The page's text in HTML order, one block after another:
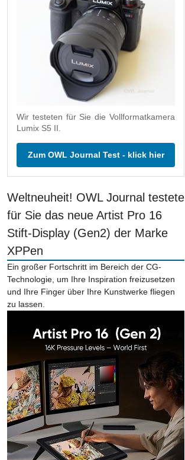
Wir testeten für Sie die Vollformatkamera
Lumix S5 II.
Zum OWL Journal Test - klick hier
Weltneuheit! OWL Journal testete
für Sie das neue Artist Pro 16
Stift-Display (Gen2) der Marke
XPPen
Ein großer Fortschritt im Bereich der CG-
Technologie, um Ihre Inspiration freizusetzen
und Ihre Finger über Ihre Kunstwerke fliegen
zu lassen.